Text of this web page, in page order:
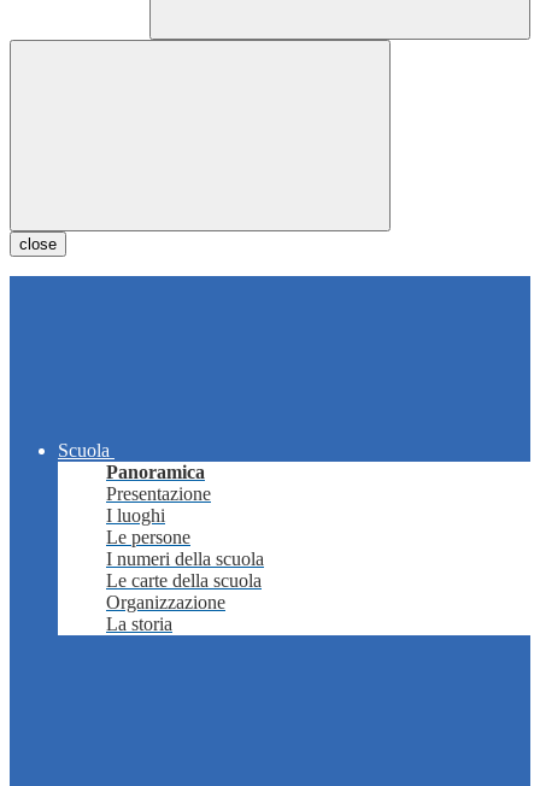
close
Scuola
Panoramica
Presentazione
I luoghi
Le persone
I numeri della scuola
Le carte della scuola
Organizzazione
La storia